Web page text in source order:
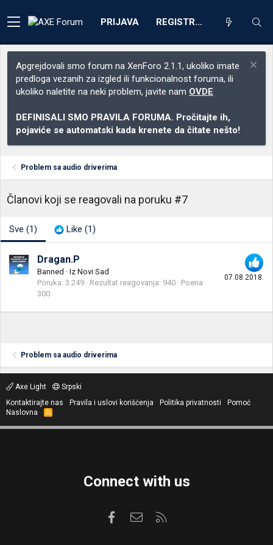
PRIJAVA REGISTRACIJA
Apgrejdovali smo forum na XenForo 2.1.1, ukoliko imate
predloga vezanih za izgled ili funkcionalnost foruma, ili
ukoliko naletite na neki problem, javite nam OVDE
DEFINISALI SMO PRAVILA FORUMA. Pročitajte ih,
pojaviće se automatski kada krenete da čitate nešto!
Problem sa audio driverima
Članovi koji se reagovali na poruku #7
Sve (1) Like (1)
07.08.2018.
Dragan.P
Banned · Iz Novi Sad
Poruka 3.249 Rezultat reagovanja 940
Poena
300
Problem sa audio driverima
Axe Light
Srpski
Kontaktirajte nas
Pravila i uslovi korišćenja Politika privatnosti
Pomoć
Naslovna
R
S
Connect with us
FacebookKontaktirajte nas